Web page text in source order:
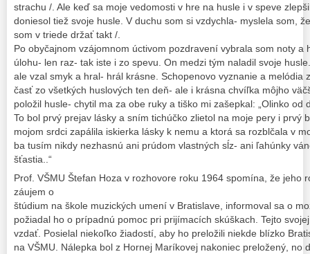
strachu /. Ale keď sa moje vedomosti v hre na husle i v speve
doniesol tiež svoje husle. V duchu som si vzdychla- myslela som,
som v triede držať takt /.
Po obyčajnom vzájomnom úctivom pozdravení vybrala som noty a
úlohu- len raz- tak iste i zo spevu. On medzi tým naladil svoje
ale vzal smyk a hral- hrál krásne. Schopenovo vyznanie a melódia
časť zo všetkých huslových ten deň- ale i krásna chvíľka môjho
položil husle- chytil ma za obe ruky a tiško mi zašepkal: „Olinko od
To bol prvý prejav lásky a sním tichúčko zlietol na moje pery i prvý
mojom srdci zapálila iskierka lásky k nemu a ktorá sa rozblčala v
ba tusím nikdy nezhasnú ani prúdom vlastných sĺz- ani ľahúnky
šťastia..“
Prof. VŠMU Štefan Hoza v rozhovore roku 1964 spomína, že jeho
záujem o
štúdium na škole muzických umení v Bratislave, informoval sa o
požiadal ho o prípadnú pomoc pri prijímacích skúškach. Tejto
vzdať. Posielal niekoľko žiadostí, aby ho preložili niekde blízko
na VŠMU. Nálepka bol z Hornej Maríkovej nakoniec preložený, no